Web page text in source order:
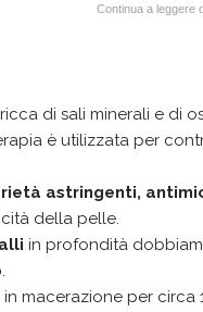
Continua a leggere
di sali minerali e di
è utilizzata per
astringenti,
della pelle.
in profondità
.
macerazione per